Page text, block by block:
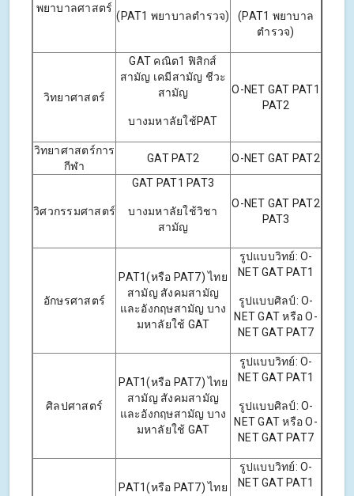
พยาบาลศาสตร์
(PAT1 พยาบาลตำรวจ)
(PAT1 พยาบาล
ตำรวจ)
วิทยาศาสตร์
GAT คณิต1 ฟิสิกส์
สามัญ เคมีสามัญ ชีวะ
สามัญ
บางมหาลัยใช้PAT
O-NET GAT PAT1
PAT2
วิทยาศาสตร์การ
กีฬา
GAT PAT2 O-NET GAT PAT2
วิศวกรรมศาสตร์
GAT PAT1 PAT3
บางมหาลัยใช้วิชา
สามัญ
O-NET GAT PAT2
PAT3
อักษรศาสตร์
PAT1(หรือ PAT7) ไทย
สามัญ สังคมสามัญ
และอังกฤษสามัญ บาง
มหาลัยใช้ GAT
รูปแบบวิทย์: O-
NET GAT PAT1
รูปแบบศิลป์: O-
NET GAT หรือ O-
NET GAT PAT7
ศิลปศาสตร์
PAT1(หรือ PAT7) ไทย
สามัญ สังคมสามัญ
และอังกฤษสามัญ บาง
มหาลัยใช้ GAT
รูปแบบวิทย์: O-
NET GAT PAT1
รูปแบบศิลป์: O-
NET GAT หรือ O-
NET GAT PAT7
PAT1(หรือ PAT7) ไทย
รูปแบบวิทย์: O-
NET GAT PAT1